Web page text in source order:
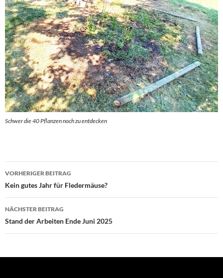
Schwer die 40 Pflanzen noch zu entdecken
Beitrags-
Navigation
VORHERIGER BEITRAG
Kein gutes Jahr für Fledermäuse?
NÄCHSTER BEITRAG
Stand der Arbeiten Ende Juni 2025